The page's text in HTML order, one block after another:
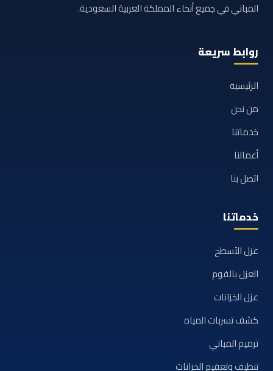
المباني في جميع أنحاء المملكة العربية السعودية.
روابط سريعة
الرئيسية
من نحن
خدماتنا
أعمالنا
اتصل بنا
خدماتنا
عزل الأسطح
العزل بالفوم
عزل الخزانات
كشف تسربات المياه
ترميم المباني
تنظيف وتعقيم الخزانات